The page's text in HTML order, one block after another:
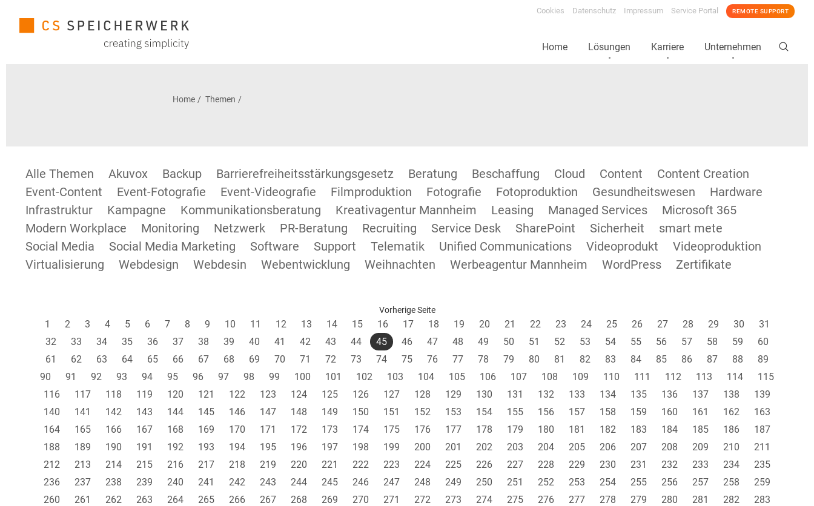
Cookies Datenschutz Impressum Service Portal REMOTE SUPPORT
Home Lösungen Karriere Unternehmen
Home Themen
Alle Themen Akuvox Backup Barrierefreiheitsstärkungsgesetz Beratung Beschaffung Cloud Content
Content Creation
Event-Content
Event-Fotografie Event-Videografie Filmproduktion Fotografie Fotoproduktion Gesundheitswesen
Hardware
Infrastruktur
Kampagne Kommunikationsberatung Kreativagentur Mannheim Leasing Managed Services
Microsoft 365
Modern Workplace
Monitoring Netzwerk PR-Beratung Recruiting Service Desk SharePoint Sicherheit
smart mete
Social Media
Social Media Marketing Software Support Telematik Unified Communications Videoprodukt
Videoproduktion
Virtualisierung
Webdesign Webdesin Webentwicklung Weihnachten Werbeagentur Mannheim WordPress Zertifikate
Vorherige Seite
1 2 3 4 5 6 7 8 9 10 11 12 13 14 15 16 17 18 19 20 21 22 23 24 25 26 27 28 29 30
31
32
33 34 35 36 37 38 39 40 41 42 43 44 45 46 47 48 49 50 51 52 53 54 55 56 57 58 59
60
61
62 63 64 65 66 67 68 69 70 71 72 73 74 75 76 77 78 79 80 81 82 83 84 85 86 87 88
89
90
91 92 93 94 95 96 97 98 99 100 101 102 103 104 105 106 107 108 109 110 111 112 113 114
115
116
117 118 119 120 121 122 123 124 125 126 127 128 129 130 131 132 133 134 135 136 137 138
139
140
141 142 143 144 145 146 147 148 149 150 151 152 153 154 155 156 157 158 159 160 161 162
163
164
165 166 167 168 169 170 171 172 173 174 175 176 177 178 179 180 181 182 183 184 185 186
187
188
189 190 191 192 193 194 195 196 197 198 199 200 201 202 203 204 205 206 207 208 209 210
211
212
213 214 215 216 217 218 219 220 221 222 223 224 225 226 227 228 229 230 231 232 233 234
235
236
237 238 239 240 241 242 243 244 245 246 247 248 249 250 251 252 253 254 255 256 257 258
259
260
261 262 263 264 265 266 267 268 269 270 271 272 273 274 275 276 277 278 279 280 281 282
283